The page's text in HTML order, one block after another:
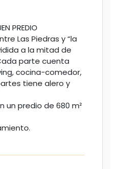
PREDIO
Las Piedras y “la
a la mitad de
parte cuenta
cocina-comedor,
tiene alero y
un predio de 680 m²